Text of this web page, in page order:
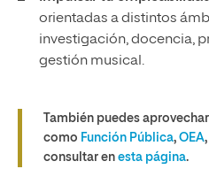
orientadas a distintos
investigación, docencia,
gestión musical.
También puedes
como Función Pública, OEA,
consultar en esta página.